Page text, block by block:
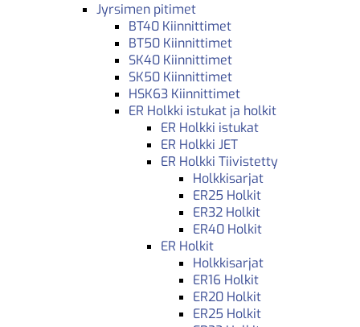
Jyrsimen pitimet
BT40 Kiinnittimet
BT50 Kiinnittimet
SK40 Kiinnittimet
SK50 Kiinnittimet
HSK63 Kiinnittimet
ER Holkki istukat ja holkit
ER Holkki istukat
ER Holkki JET
ER Holkki Tiivistetty
Holkkisarjat
ER25 Holkit
ER32 Holkit
ER40 Holkit
ER Holkit
Holkkisarjat
ER16 Holkit
ER20 Holkit
ER25 Holkit